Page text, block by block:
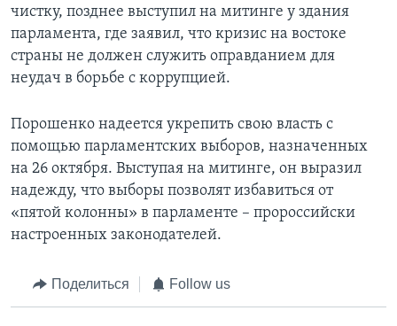
чистку, позднее выступил на митинге у здания
парламента, где заявил, что кризис на востоке
страны не должен служить оправданием для
неудач в борьбе с коррупцией.
Порошенко надеется укрепить свою власть с
помощью парламентских выборов, назначенных
на 26 октября. Выступая на митинге, он выразил
надежду, что выборы позволят избавиться от
«пятой колонны» в парламенте – пророссийски
настроенных законодателей.
Поделиться Follow us